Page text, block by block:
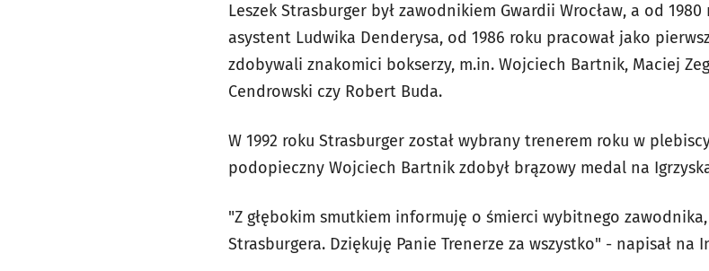
Leszek Strasburger był zawodnikiem Gwardii Wrocław, a od
asystent Ludwika Denderysa, od 1986 roku pracował jako
zdobywali znakomici bokserzy, m.in. Wojciech Bartnik, Maciej
Cendrowski czy Robert Buda.
W 1992 roku Strasburger został wybrany trenerem roku w
podopieczny Wojciech Bartnik zdobył brązowy medal na
"Z głębokim smutkiem informuję o śmierci wybitnego
Strasburgera. Dziękuję Panie Trenerze za wszystko" - napisał na